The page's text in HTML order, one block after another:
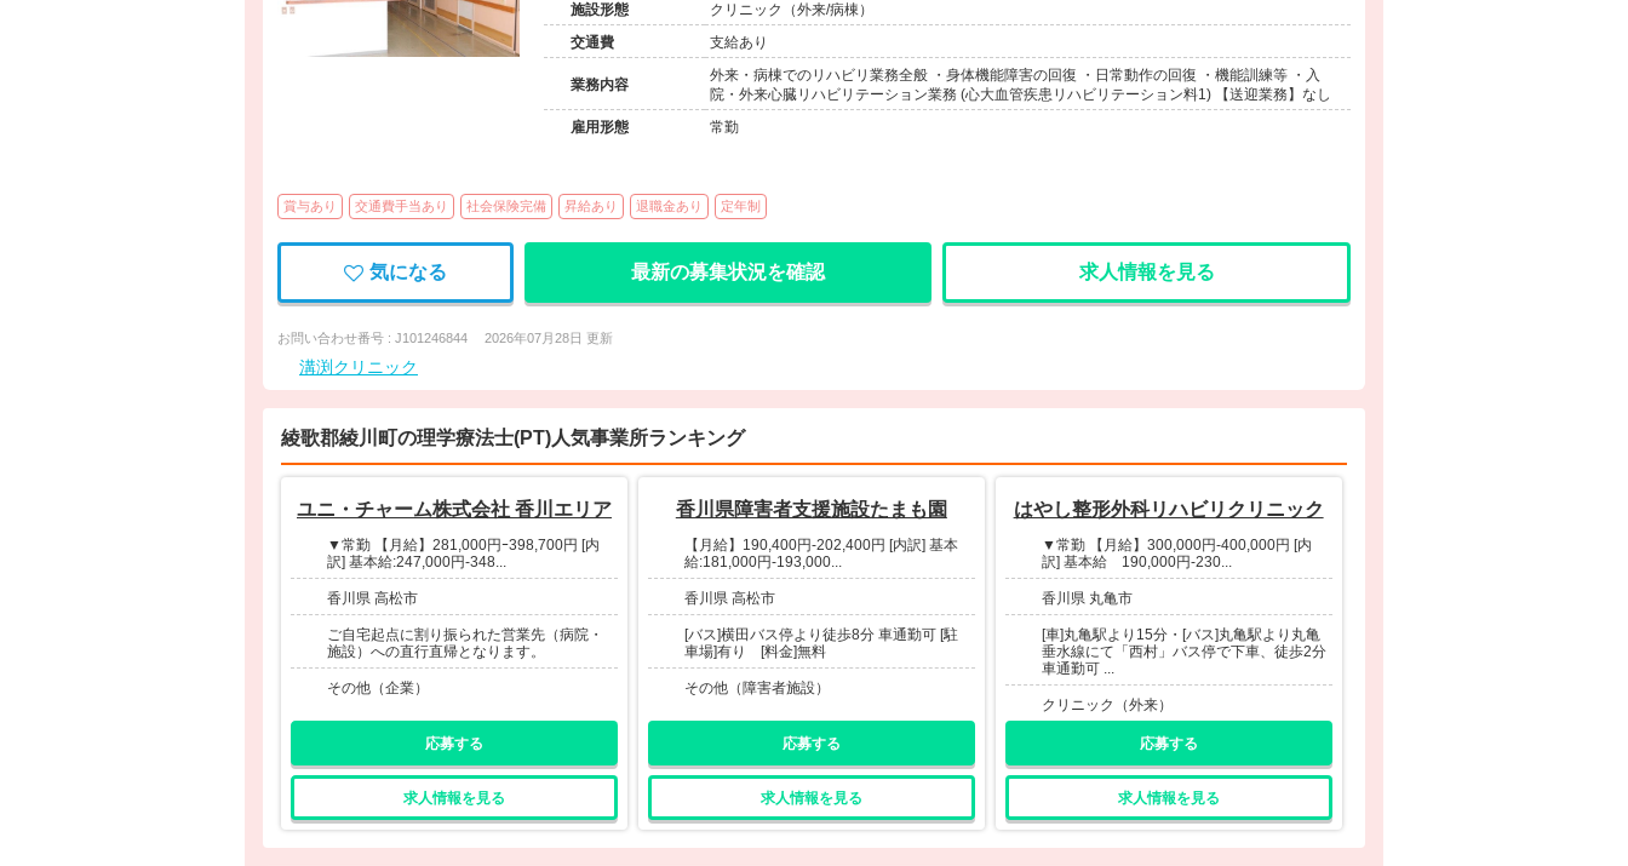
施設形態
クリニック（外来/病棟）
交通費
支給あり
業務内容
外来・病棟でのリハビリ業務全般 ・身体機能障害の回復 ・日常動作の回復 ・機能訓練等 ・入
院・外来心臓リハビリテーション業務 (心大血管疾患リハビリテーション料1) 【送迎業務】なし
雇用形態
常勤
賞与あり 交通費手当あり 社会保険完備 昇給あり 退職金あり 定年制
気になる 最新の募集状況を確認 求人情報を見る
お問い合わせ番号 : J101246844 2026年07月28日 更新
溝渕クリニック
綾歌郡綾川町の理学療法士(PT)人気事業所ランキング
ユニ・チャーム株式会社 香川エリア
▼常勤 【月給】281,000円ｰ398,700円 [内
訳] 基本給:247,000円-348...
香川県 高松市
ご自宅起点に割り振られた営業先（病院・
施設）への直行直帰となります。
その他（企業）
応募する
求人情報を見る
香川県障害者支援施設たまも園
【月給】190,400円-202,400円 [内訳] 基本
給:181,000円-193,000...
香川県 高松市
[バス]横田バス停より徒歩8分 車通勤可 [駐
車場]有り [料金]無料
その他（障害者施設）
応募する
求人情報を見る
はやし整形外科リハビリクリニック
▼常勤 【月給】300,000円-400,000円 [内
訳] 基本給 190,000円-230...
香川県 丸亀市
[車]丸亀駅より15分・[バス]丸亀駅より丸亀
垂水線にて「西村」バス停で下車、徒歩2分
車通勤可 ...
クリニック（外来）
応募する
求人情報を見る